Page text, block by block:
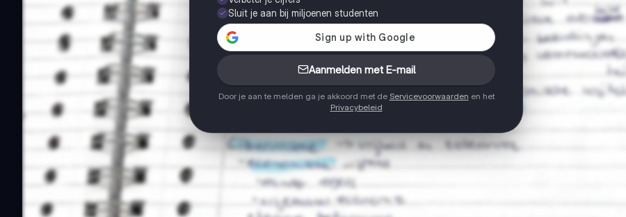
Sluit je aan bij miljoenen studenten
Aanmelden met E-mail
Door je aan te melden ga je akkoord met de Servicevoorwaarden en het
Privacybeleid